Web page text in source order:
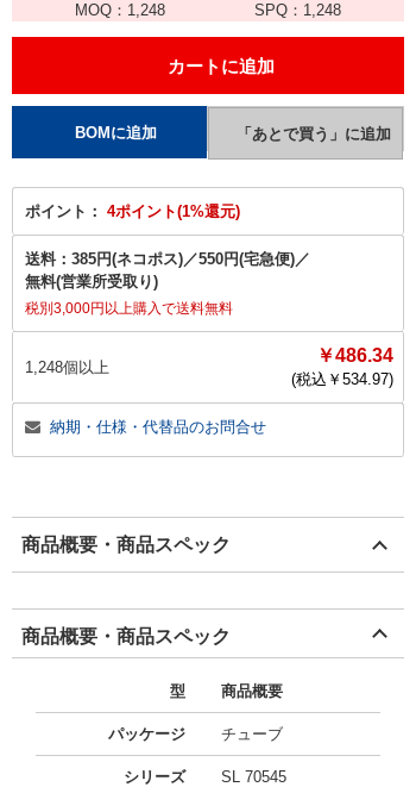
MOQ： 1,248 SPQ： 1,248
ポイント： 4ポイント(1%還元)
送料： 385円(ネコポス)／550円(宅急便)／
無料(営業所受取り)
税別3,000円以上購入で送料無料
1,248個以上
￥486.34
(税込￥ 534.97)
納期・仕様・代替品のお問合せ
商品概要・商品スペック
商品概要・商品スペック
型 商品概要
パッケージ チューブ
シリーズ SL 70545